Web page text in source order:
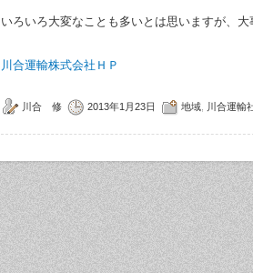
いろいろ大変なことも多いとは思いますが、大
川合運輸株式会社ＨＰ
川合 修 2013年1月23日 地域 川合運輸